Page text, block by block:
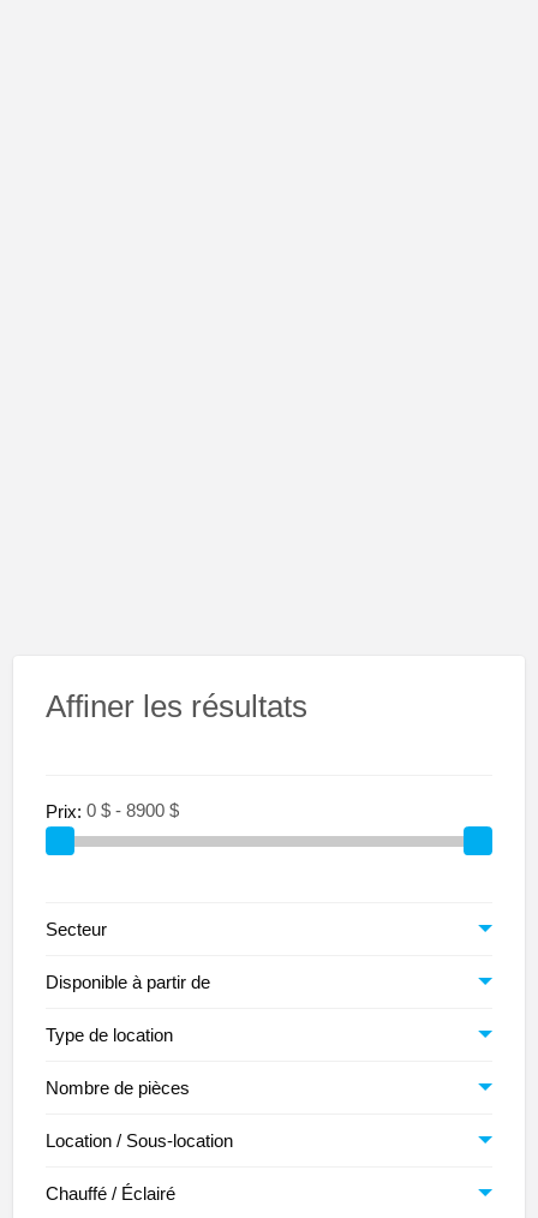
Affiner les résultats
Prix:
Secteur
Disponible à partir de
Type de location
Nombre de pièces
Location / Sous-location
Chauffé / Éclairé